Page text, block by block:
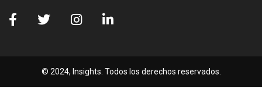
© 2024, Insights. Todos los derechos reservados.